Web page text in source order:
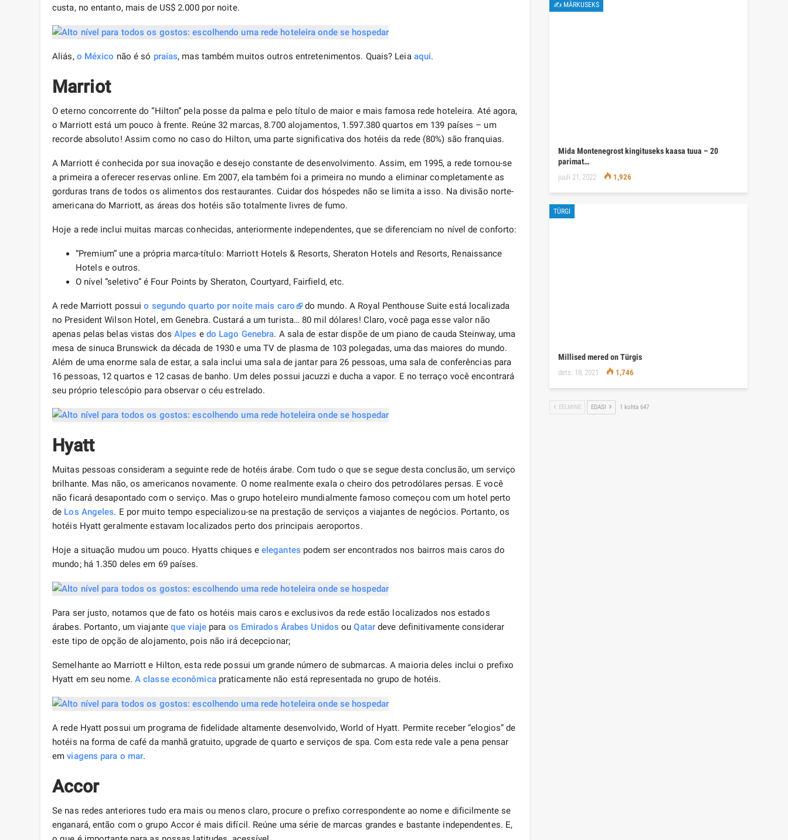
custa, no entanto, mais de US$ 2.000 por noite.
Aliás, o México não é só praias, mas também muitos outros entretenimentos. Quais? Leia aqui.
Marriot
O eterno concorrente do “Hilton” pela posse da palma e pelo título de maior e mais famosa rede hoteleira. Até agora,
o Marriott está um pouco à frente. Reúne 32 marcas, 8.700 alojamentos, 1.597.380 quartos em 139 países – um
recorde absoluto! Assim como no caso do Hilton, uma parte significativa dos hotéis da rede (80%) são franquias.
A Marriott é conhecida por sua inovação e desejo constante de desenvolvimento. Assim, em 1995, a rede tornou-se
a primeira a oferecer reservas online. Em 2007, ela também foi a primeira no mundo a eliminar completamente as
gorduras trans de todos os alimentos dos restaurantes. Cuidar dos hóspedes não se limita a isso. Na divisão norte-
americana do Marriott, as áreas dos hotéis são totalmente livres de fumo.
Hoje a rede inclui muitas marcas conhecidas, anteriormente independentes, que se diferenciam no nível de conforto:
“Premium” une a própria marca-título: Marriott Hotels & Resorts, Sheraton Hotels and Resorts, Renaissance
Hotels e outros.
O nível “seletivo” é Four Points by Sheraton, Courtyard, Fairfield, etc.
A rede Marriott possuio segundo quarto por noite mais caro
do mundo. A Royal Penthouse Suite está localizada
no President Wilson Hotel, em Genebra. Custará a um turista… 80 mil dólares! Claro, você paga esse valor não
apenas pelas belas vistas dosAlpes e do Lago Genebra. A sala de estar dispõe de um piano de cauda Steinway, uma
mesa de sinuca Brunswick da década de 1930 e uma TV de plasma de 103 polegadas, uma das maiores do mundo.
Além de uma enorme sala de estar, a sala inclui uma sala de jantar para 26 pessoas, uma sala de conferências para
16 pessoas, 12 quartos e 12 casas de banho. Um deles possui jacuzzi e ducha a vapor. E no terraço você encontrará
seu próprio telescópio para observar o céu estrelado.
Hyatt
Muitas pessoas consideram a seguinte rede de hotéis árabe. Com tudo o que se segue desta conclusão, um serviço
brilhante. Mas não, os americanos novamente. O nome realmente exala o cheiro dos petrodólares persas. E você
não ficará desapontado com o serviço. Mas o grupo hoteleiro mundialmente famoso começou com um hotel perto
de Los Angeles. E por muito tempo especializou-se na prestação de serviços a viajantes de negócios. Portanto, os
hotéis Hyatt geralmente estavam localizados perto dos principais aeroportos.
Hoje a situação mudou um pouco. Hyatts chiques e elegantes podem ser encontrados nos bairros mais caros do
mundo; há 1.350 deles em 69 países.
Para ser justo, notamos que de fato os hotéis mais caros e exclusivos da rede estão localizados nos estados
árabes. Portanto, um viajanteque viajepara os Emirados Árabes Unidos ouQatardeve definitivamente considerar
este tipo de opção de alojamento, pois não irá decepcionar;
Semelhante ao Marriott e Hilton, esta rede possui um grande número de submarcas. A maioria deles inclui o prefixo
Hyatt em seu nome. A classe econômicapraticamente não está representada no grupo de hotéis.
A rede Hyatt possui um programa de fidelidade altamente desenvolvido, World of Hyatt. Permite receber “elogios” de
hotéis na forma de café da manhã gratuito, upgrade de quarto e serviços de spa. Com esta rede vale a pena pensar
emviagens para o mar.
Accor
Se nas redes anteriores tudo era mais ou menos claro, procure o prefixo correspondente ao nome e dificilmente se
enganará, então com o grupo Accor é mais difícil. Reúne uma série de marcas grandes e bastante independentes. E,
✍ MÄRKUSEKS
Mida Montenegrost kingituseks kaasa tuua – 20
parimat…
juuli 21, 2022 1,926
TÜRGI
Millised mered on Türgis
dets. 18, 2021 1,746
EELMINE EDASI 1 kohta 647